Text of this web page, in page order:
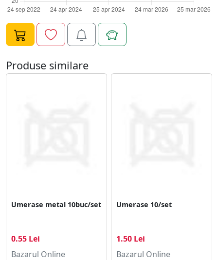
umerase cu design special, care pot fi amplasate
vertical sau orizontal, permitandu-ti sa atarni mai multe
haine pe acelasi spatiu. Acest set de umerase este
extrem de usor de utilizat. Tot ce trebuie sa faci este sa
atarni hainele pe umerasele existente, iar apoi sa fixezi
Magic Wonder Hanger pe umerasul original. Astfel, poti
multiplica spatiul de depozitare fara a investi in mobilier
caracteristicile descrise au caracter informativ si pot
Produse similare
Umerase metal 10buc/set
0.55 Lei
Bazarul Online
Umerase 10/set
1.50 Lei
Bazarul Online